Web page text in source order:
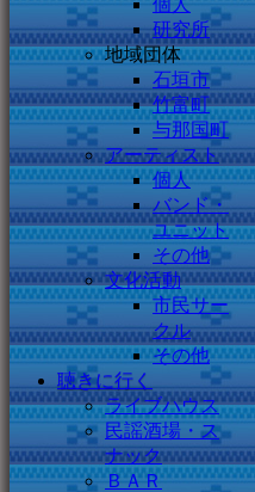
個人
研究所
地域団体
石垣市
竹富町
与那国町
アーティスト
個人
バンド・
ユニット
その他
文化活動
市民サー
クル
その他
聴きに行く
ライブハウス
民謡酒場・ス
ナック
ＢＡＲ